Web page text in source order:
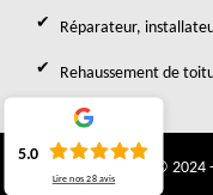
Réparateur,
Rehaussement de
© 2024
5.0
Lire nos28 avis